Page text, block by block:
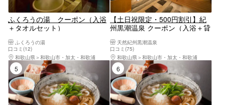
ふくろうの湯 クーポン（入浴
＋タオルセット）
ふくろうの湯
口コミ(12)
和歌山県
和歌山市・加太・和歌浦
【土日祝限定・500円割引】紀
州黒潮温泉 クーポン（入浴＋貸
天然紀州黒潮温泉
口コミ(75)
和歌山県
和歌山市・加太・和歌浦
5位 6位